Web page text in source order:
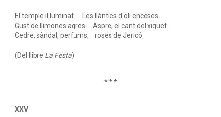
El temple il·luminat. Les llànties d'oli enceses.
Gust de llimones agres. Aspre, el cant del xiquet.
Cedre, sàndal, perfums, roses de Jericó.
(Del llibre La Festa)
* * *
XXV